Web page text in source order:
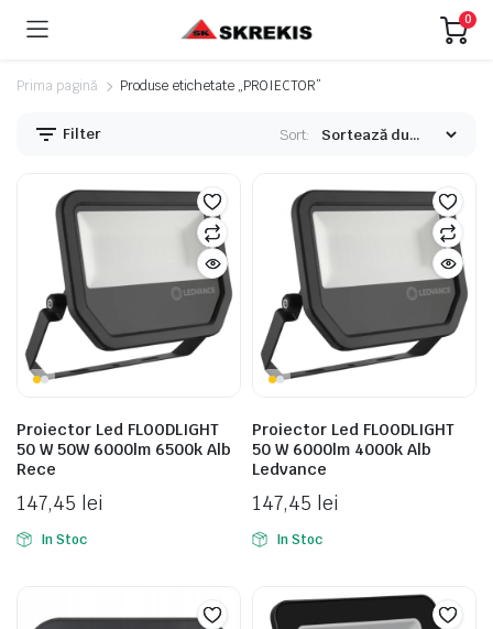
0
Prima pagină Produse etichetate „PROIECTOR”
Filter Sort:
Proiector Led FLOODLIGHT
50 W 50W 6000lm 6500k Alb
Rece
147,45 lei
In Stoc
Proiector Led FLOODLIGHT
50 W 6000lm 4000k Alb
Ledvance
147,45 lei
In Stoc